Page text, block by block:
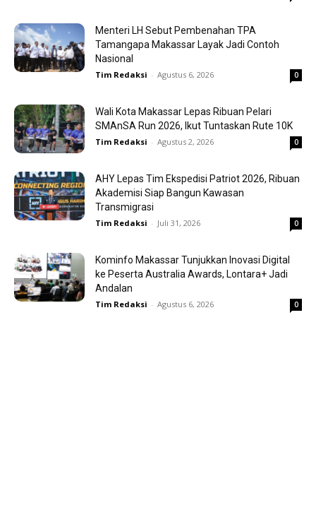
Menteri LH Sebut Pembenahan TPA
Tamangapa Makassar Layak Jadi Contoh
Nasional
Tim Redaksi - Agustus 6, 2026 0
Wali Kota Makassar Lepas Ribuan Pelari
SMAnSA Run 2026, Ikut Tuntaskan Rute 10K
Tim Redaksi - Agustus 2, 2026 0
AHY Lepas Tim Ekspedisi Patriot 2026, Ribuan
Akademisi Siap Bangun Kawasan
Transmigrasi
Tim Redaksi - Juli 31, 2026 0
Kominfo Makassar Tunjukkan Inovasi Digital
ke Peserta Australia Awards, Lontara+ Jadi
Andalan
Tim Redaksi - Agustus 6, 2026 0